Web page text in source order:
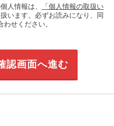
人情報は、
「個人情報の取扱い
います。必ずお読みになり、同
せください。
認画面へ進む